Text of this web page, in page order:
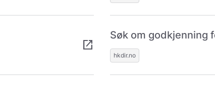
open_in_new
Søk om godkjenning
hkdir.no